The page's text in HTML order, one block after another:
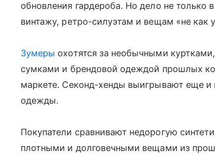
обновления гардероба. Но дело не только
винтажу, ретро-силуэтам и вещам «не как
Зумеры охотятся за необычными
сумками и брендовой одеждой прошлых
маркете. Секонд-хенды выигрывают еще и
одежды.
Покупатели сравнивают недорогую
плотными и долговечными вещами из